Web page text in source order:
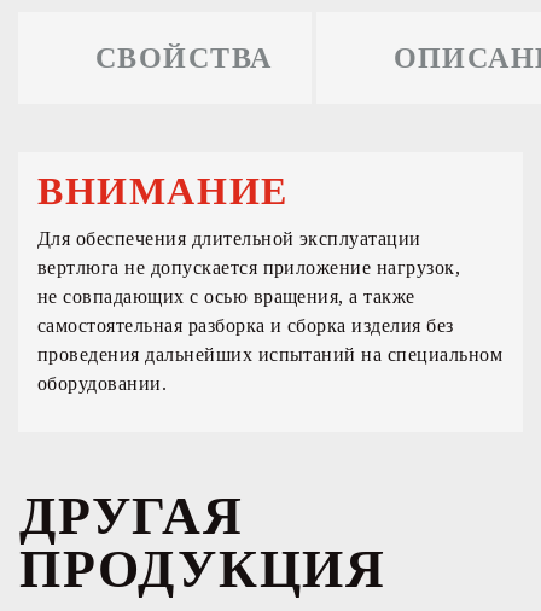
СВОЙСТВА
ВНИМАНИЕ
Для обеспечения длительной эксплуатации
вертлюга не допускается приложение нагрузок,
не совпадающих с осью вращения, а также
самостоятельная разборка и сборка изделия без
проведения дальнейших испытаний на специальном
оборудовании.
ДРУГАЯ
ПРОДУКЦИЯ